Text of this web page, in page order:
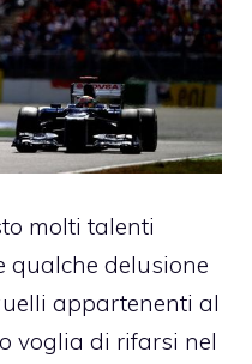
molti talenti
qualche delusione
appartenenti al
voglia di rifarsi nel